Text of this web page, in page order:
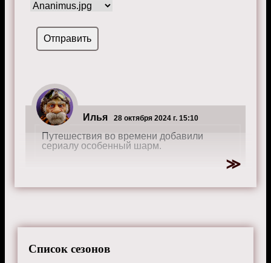
Илья 28 октября 2024 г. 15:10
Путешествия во времени добавили
сериалу особенный шарм.
Список сезонов